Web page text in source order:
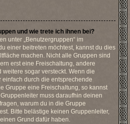
und wie trete ich ihnen bei?
unter „Benutzergruppen“ im
einer beitreten möchtest, kannst du dies
machen. Nicht alle Gruppen sind
erst eine Freischaltung, andere
sogar versteckt. Wenn die
einfach durch die entsprechende
Gruppe eine Freischaltung, so kannst
muss daraufhin deinen
warum du in die Gruppe
Bitte belästige keinen Gruppenleiter,
Grund dafür haben.